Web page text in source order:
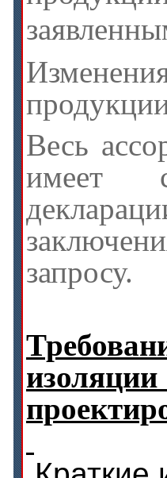
Весь
имеет
запросу.